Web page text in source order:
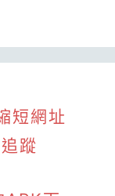
短網址
蹤